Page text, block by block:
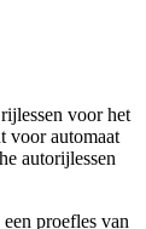
voor het
voor automaat
autorijlessen
proefles van